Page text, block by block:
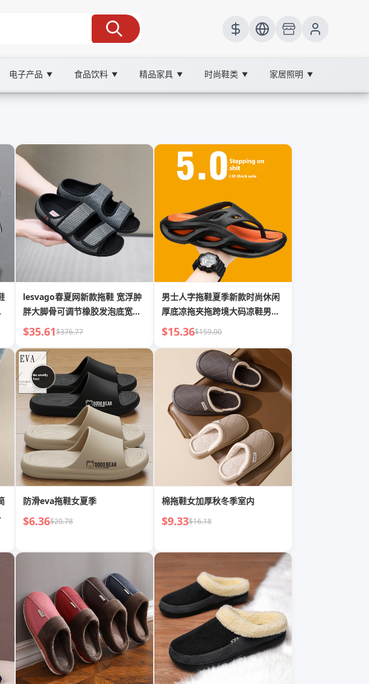
电子产品 ▼ 食品饮料 ▼ 精品家具 ▼ 时尚鞋类 ▼ 家居照明 ▼
lesvago春夏网新款拖鞋 宽浮肿
胖大脚骨可调节橡胶发泡底宽松
平
$35.61$376.77
男士人字拖鞋夏季新款时尚休闲
厚底凉拖夹拖跨境大码凉鞋男沙
滩鞋
$15.36$159.00
防滑eva拖鞋女夏季
$6.36$20.78
棉拖鞋女加厚秋冬季室内
$9.33$16.18